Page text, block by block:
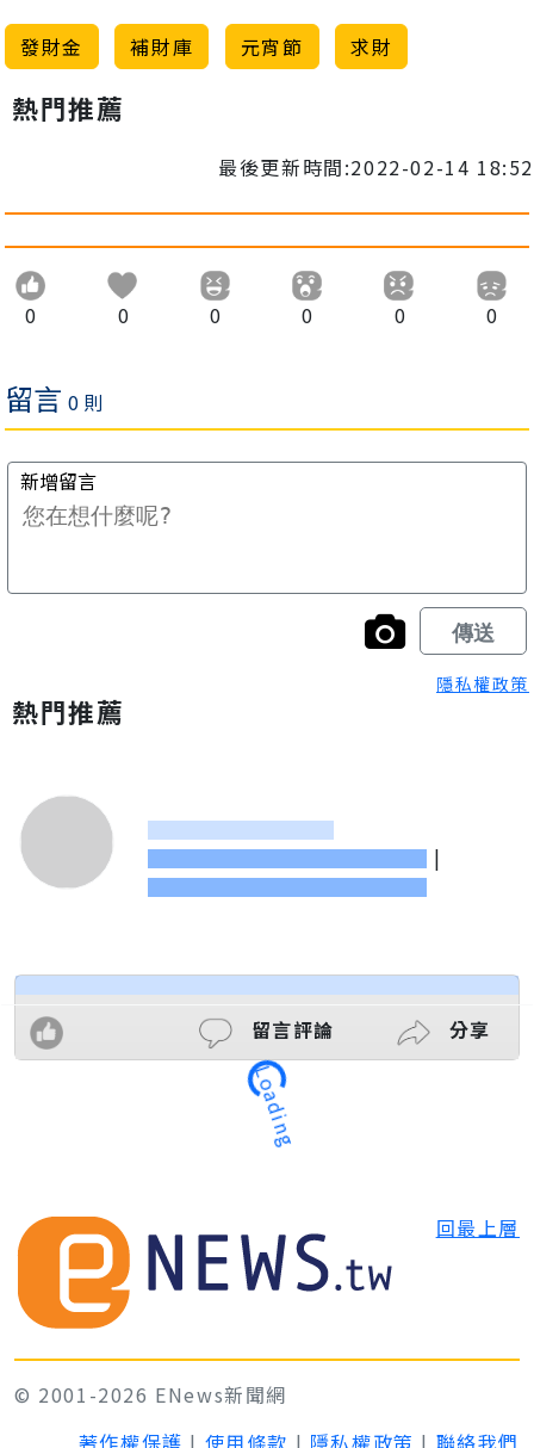
發財金 補財庫 元宵節 求財
熱門推薦
最後更新時間:2022-02-14 18:52
0 0 0 0 0 0
隱私權政策
熱門推薦
|
留言評論 分享
Loading
回最上層
© 2001-2026 ENews新聞網
著作權保護 | 使用條款 | 隱私權政策 | 聯絡我們